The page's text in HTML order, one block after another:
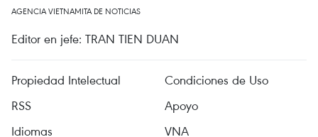
AGENCIA VIETNAMITA DE NOTICIAS
Editor en jefe: TRAN TIEN DUAN
Propiedad Intelectual
Condiciones de Uso
RSS
Apoyo
Idiomas
VNA